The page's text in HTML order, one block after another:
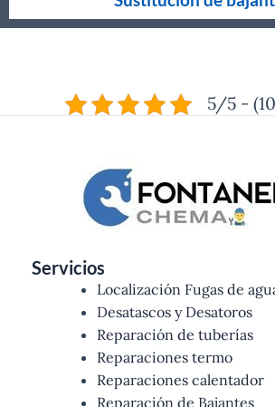
5/5 -
Servicios
Localización Fugas de
Desatascos y Desatoros
Reparación de tuberías
Reparaciones termo
Reparaciones calentador
Reparación de Bajantes